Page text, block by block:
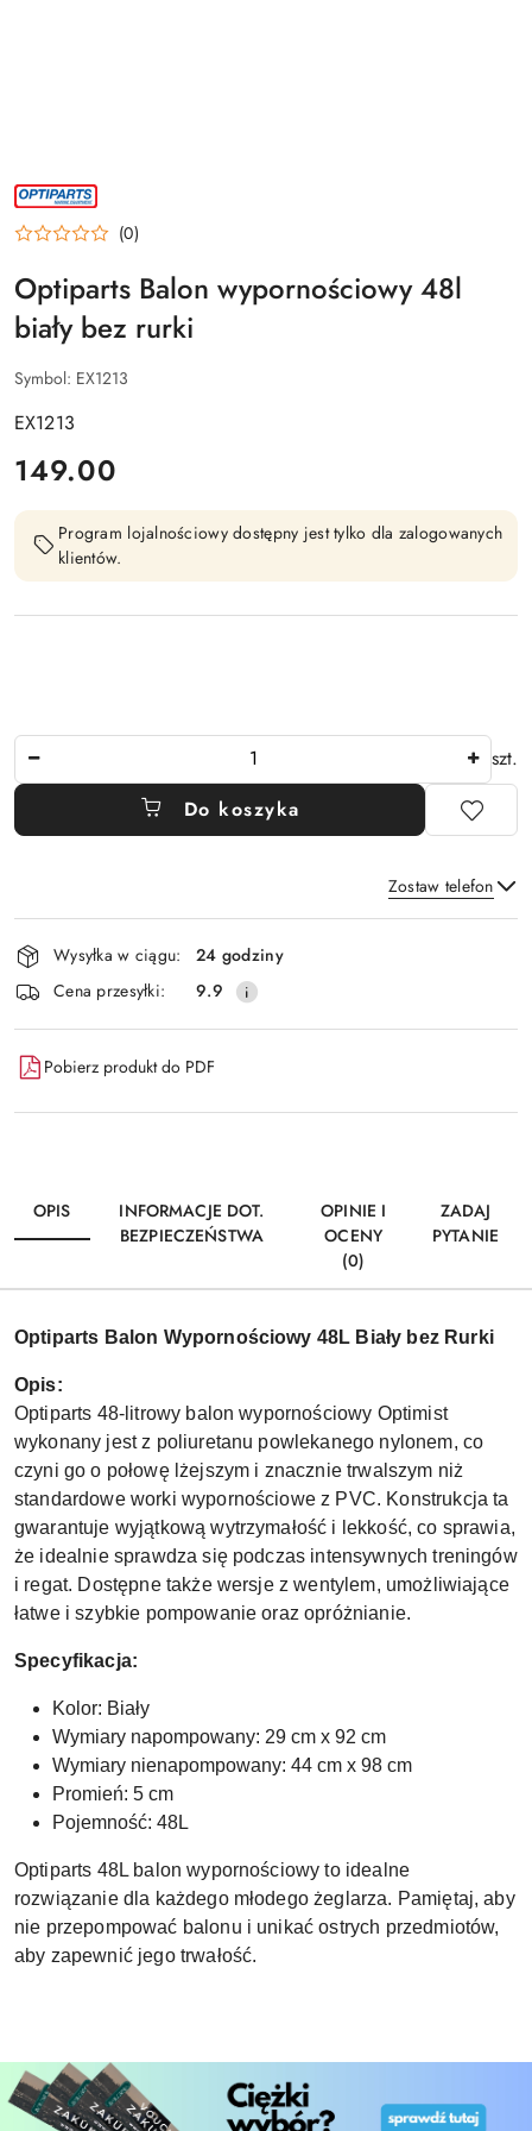
NAZWA
PRODUCENTA:
OPTIPARTS (0)
Optiparts Balon wypornościowy 48l
biały bez rurki
Symbol: EX1213
EX1213
cena:
149.00
Program lojalnościowy dostępny jest tylko dla zalogowanych
klientów.
szt.
Do koszyka
Zostaw telefon
Wyślij
Dostępność
i
dostawa
Wysyłka w ciągu:
24 godziny
Cena przesyłki:
9.9
Pobierz produkt do PDF
OPIS
INFORMACJE DOT.
BEZPIECZEŃSTWA
OPINIE I
OCENY
(0)
ZADAJ
PYTANIE
Optiparts Balon Wypornościowy 48L Biały bez Rurki
Opis:
Optiparts 48-litrowy balon wypornościowy Optimist
wykonany jest z poliuretanu powlekanego nylonem, co
czyni go o połowę lżejszym i znacznie trwalszym niż
standardowe worki wypornościowe z PVC. Konstrukcja ta
gwarantuje wyjątkową wytrzymałość i lekkość, co sprawia,
że idealnie sprawdza się podczas intensywnych treningów
i regat. Dostępne także wersje z wentylem, umożliwiające
łatwe i szybkie pompowanie oraz opróżnianie.
Specyfikacja:
Kolor: Biały
Wymiary napompowany: 29 cm x 92 cm
Wymiary nienapompowany: 44 cm x 98 cm
Promień: 5 cm
Pojemność: 48L
Optiparts 48L balon wypornościowy to idealne
rozwiązanie dla każdego młodego żeglarza. Pamiętaj, aby
nie przepompować balonu i unikać ostrych przedmiotów,
aby zapewnić jego trwałość.